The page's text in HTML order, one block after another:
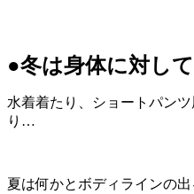
●冬は身体に対し
水着着たり、ショートパン
り…
夏は何かとボディラインの